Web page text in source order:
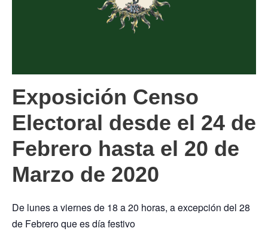
Exposición Censo
Electoral desde el 24 de
Febrero hasta el 20 de
Marzo de 2020
De lunes a viernes de 18 a 20 horas, a excepción del 28
de Febrero que es día festivo